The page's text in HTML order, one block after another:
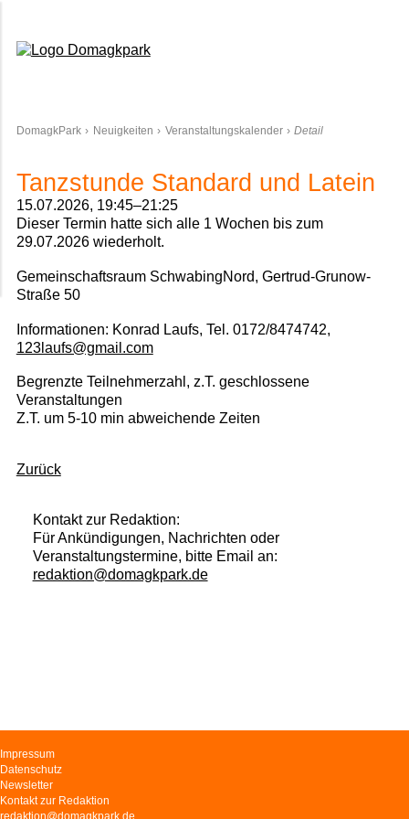
DomagkPark Neuigkeiten Veranstaltungskalender Detail
Tanzstunde Standard und Latein
15.07.2026, 19:45–21:25
Dieser Termin hatte sich alle 1 Wochen bis zum
29.07.2026 wiederholt.
Gemeinschaftsraum SchwabingNord, Gertrud-Grunow-
Straße 50
Informationen: Konrad Laufs, Tel. 0172/8474742,
123laufs@gmail.com
Begrenzte Teilnehmerzahl, z.T. geschlossene
Veranstaltungen
Z.T. um 5-10 min abweichende Zeiten
Zurück
Kontakt zur Redaktion:
Für Ankündigungen, Nachrichten oder
Veranstaltungstermine, bitte Email an:
redaktion@domagkpark.de
Navigation
überspringen
Impressum
Datenschutz
Newsletter
Kontakt zur Redaktion
redaktion@domagkpark.de